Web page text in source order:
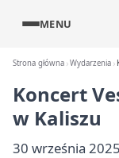
MENU
Strona główna Wydarzenia
Koncert
w Kaliszu
30 września 2025